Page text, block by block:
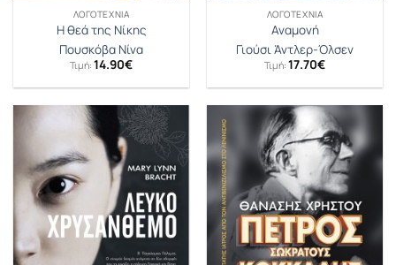
ΛΟΓΟΤΕΧΝΊΑ
Η θεά της Νίκης
Πουσκόβα Νίνα
Τιμή: 14.90€
ΛΟΓΟΤΕΧΝΊΑ
Αναμονή
Γιούσι Άντλερ-Όλσεν
Τιμή: 17.70€